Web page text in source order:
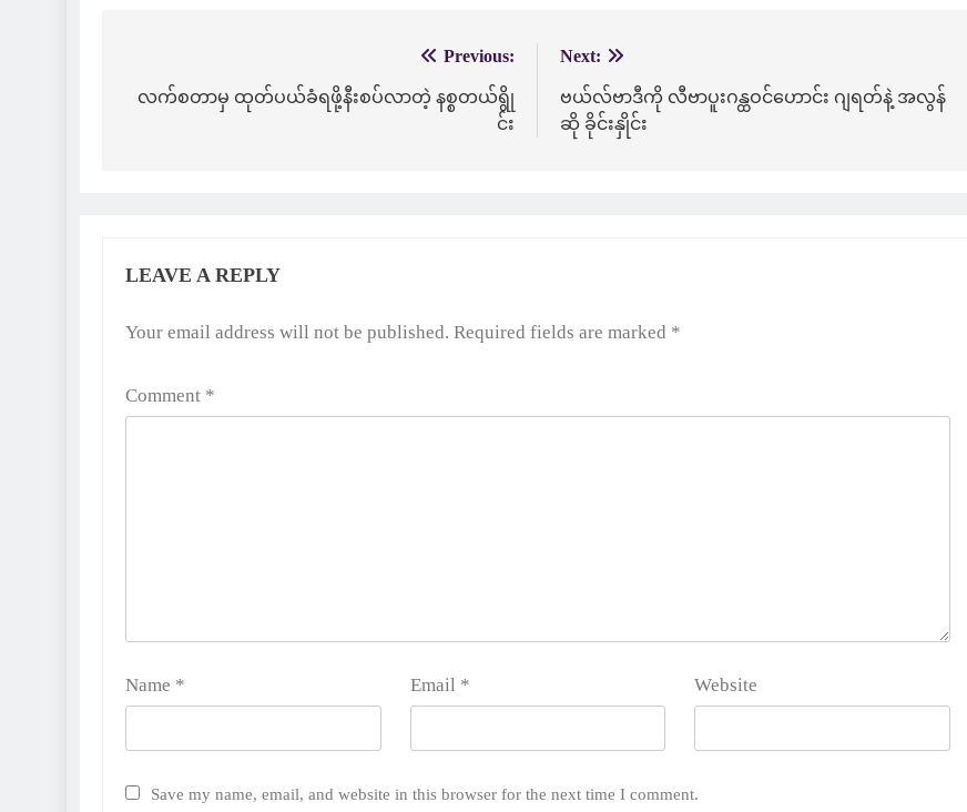
navigation
Previous:
လက်စတာမှ ထုတ်ပယ်ခံရဖို့နီးစပ်လာတဲ့ နစ္စတယ်ရွို
င်း
Next:
ဗယ်လ်ဗာဒီကို လီဗာပူးဂန္ထဝင်ဟောင်း ဂျရတ်နဲ့ အလွန်
ဆို ခိုင်းနှိုင်း
LEAVE A REPLY
Your email address will not be published. Required fields are marked *
Comment *
Name * Email * Website
Save my name, email, and website in this browser for the next time I comment.
Alternative: